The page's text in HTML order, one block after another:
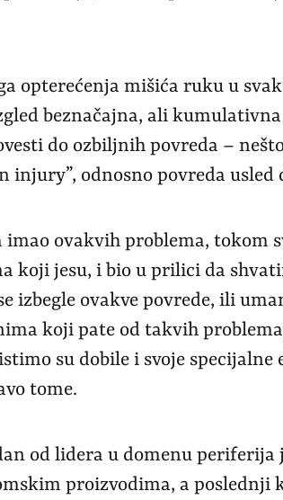
opterećenja mišića ruku u
beznačajna, ali
do ozbiljnih povreda –
injury”, odnosno povreda
ovakvih problema, tokom
koji jesu, i bio u prilici da
izbegle ovakve povrede, ili
koji pate od takvih
su dobile i svoje specijalne
tome.
od lidera u domenu
proizvodima, a poslednji